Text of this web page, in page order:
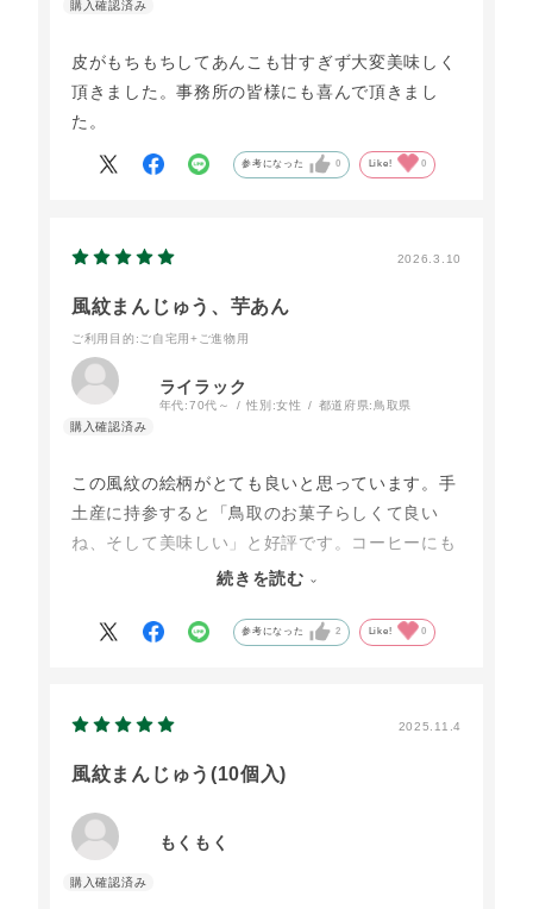
皮がもちもちしてあんこも甘すぎず大変美味しく
頂きました。事務所の皆様にも喜んで頂きまし
た。
参考になった 0 Like! 0
2026.3.10
風紋まんじゅう、芋あん
ご利用目的 :ご自宅用+ご進物用
ライラック
年代:70代～ 性別:女性 都道府県: 鳥取県
この風紋の絵柄がとても良いと思っています。手
土産に持参すると「鳥取のお菓子らしくて良い
ね、そして美味しい」と好評です。コーヒーにも
抹茶にも合います。
なので安心していただけます。
続きを読む
参考になった 2 Like! 0
2025.11.4
風紋まんじゅう(10個入)
もくもく